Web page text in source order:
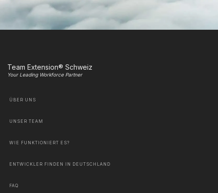
Team Extension® Schweiz
Your Leading Workforce Partner
ÜBER UNS
UNSER TEAM
WIE FUNKTIONIERT ES?
ENTWICKLER FINDEN IN DEUTSCHLAND
FAQ